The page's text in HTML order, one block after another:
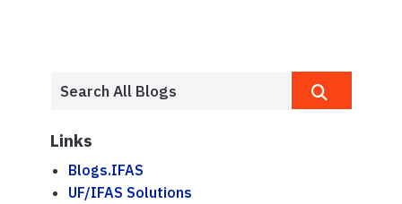
Links
Blogs.IFAS
UF/IFAS Solutions